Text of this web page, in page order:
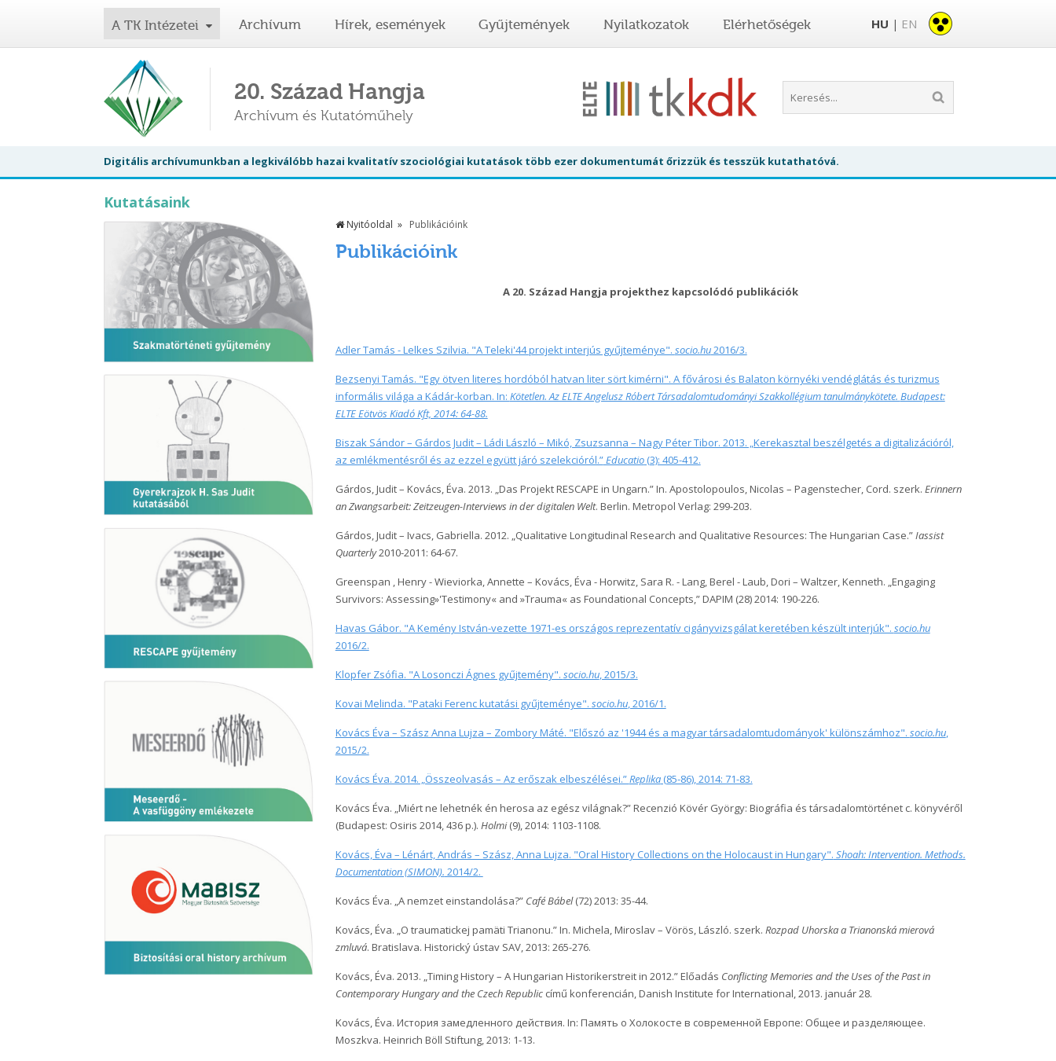
A TK Intézetei Archívum Hírek, események Gyűjtemények Nyilatkozatok Elérhetőségek HU | EN
20. Század Hangja
Archívum és Kutatóműhely
Digitális archívumunkban a legkiválóbb hazai kvalitatív szociológiai kutatások több ezer dokumentumát őrizzük és tesszük kutathatóvá.
Kutatásaink
Nyitóoldal Publikációink
Publikációink
A 20. Század Hangja projekthez kapcsolódó publikációk
Adler Tamás - Lelkes Szilvia. "A Teleki'44 projekt interjús gyűjteménye". socio.hu2016/3.
Bezsenyi Tamás. "Egy ötven literes hordóból hatvan liter sört kimérni". A fővárosi és Balaton környéki vendéglátás és turizmus
informális világa a Kádár-korban. In: Kötetlen. Az ELTE Angelusz Róbert Társadalomtudományi Szakkollégium tanulmánykötete. Budapest:
ELTE Eötvös Kiadó Kft, 2014: 64-88.
Biszak Sándor – Gárdos Judit – Ládi László – Mikó, Zsuzsanna – Nagy Péter Tibor. 2013. „Kerekasztal beszélgetés a digitalizációról,
az emlékmentésről és az ezzel együtt járó szelekcióról.”Educatio(3): 405-412.
Gárdos, Judit – Kovács, Éva. 2013. „Das Projekt RESCAPE in Ungarn.” In. Apostolopoulos, Nicolas – Pagenstecher, Cord. szerk. Erinnern
an Zwangsarbeit: Zeitzeugen-Interviews in der digitalen Welt. Berlin. Metropol Verlag: 299-203.
Gárdos, Judit – Ivacs, Gabriella. 2012. „Qualitative Longitudinal Research and Qualitative Resources: The Hungarian Case.”Iassist
Quarterly2010-2011: 64-67.
Greenspan , Henry - Wieviorka, Annette – Kovács, Éva - Horwitz, Sara R. - Lang, Berel - Laub, Dori – Waltzer, Kenneth. „Engaging
Survivors: Assessing»'Testimony« and »Trauma« as Foundational Concepts,” DAPIM (28)2014: 190-226.
Havas Gábor. "A Kemény István-vezette 1971-es országos reprezentatív cigányvizsgálat keretében készült interjúk". socio.hu
2016/2.
Klopfer Zsófia. "A Losonczi Ágnes gyűjtemény". socio.hu, 2015/3.
Kovai Melinda. "Pataki Ferenc kutatási gyűjteménye". socio.hu, 2016/1.
Kovács Éva – Szász Anna Lujza – Zombory Máté. "Előszó az '1944 és a magyar társadalomtudományok' különszámhoz". socio.hu,
2015/2.
Kovács Éva. 2014. „Összeolvasás – Az erőszak elbeszélései.”Replika(85-86), 2014: 71-83.
Kovács Éva. „Miért ne lehetnék én herosa az egész világnak?” Recenzió Kövér György: Biográfia és társadalomtörténet c. könyvéről
(Budapest: Osiris 2014, 436 p.). Holmi(9),2014: 1103-1108.
Kovács, Éva – Lénárt, András – Szász, Anna Lujza. "Oral History Collections on the Holocaust in Hungary". Shoah: Intervention. Methods.
Documentation (SIMON). 2014/2.
Kovács Éva. „A nemzet einstandolása?” Café Bábel(72)2013: 35-44.
Kovács, Éva. „O traumatickej pamäti Trianonu.” In. Michela, Miroslav – Vörös, László. szerk. Rozpad Uhorska a Trianonská mierová
zmluvá. Bratislava. Historický ústav SAV,2013: 265-276.
Kovács, Éva. 2013. „Timing History – A Hungarian Historikerstreit in 2012.” Előadás Conflicting Memories and the Uses of the Past in
Contemporary Hungary and the Czech Republiccímű konferencián, Danish Institute for International, 2013. január 28.
Kovács, Éva. История замедленного действия. In: Память о Холокосте в современной Европе: Общее и разделяющее.
Moszkva. Heinrich Böll Stiftung,2013: 1-13.